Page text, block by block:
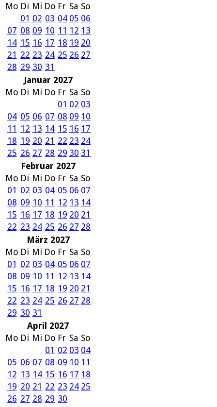
Mo Di Mi Do Fr Sa So
01 02 03 04 05 06
07 08 09 10 11 12 13
14 15 16 17 18 19 20
21 22 23 24 25 26 27
28 29 30 31
Januar 2027
Mo Di Mi Do Fr Sa So
01 02 03
04 05 06 07 08 09 10
11 12 13 14 15 16 17
18 19 20 21 22 23 24
25 26 27 28 29 30 31
Februar 2027
Mo Di Mi Do Fr Sa So
01 02 03 04 05 06 07
08 09 10 11 12 13 14
15 16 17 18 19 20 21
22 23 24 25 26 27 28
März 2027
Mo Di Mi Do Fr Sa So
01 02 03 04 05 06 07
08 09 10 11 12 13 14
15 16 17 18 19 20 21
22 23 24 25 26 27 28
29 30 31
April 2027
Mo Di Mi Do Fr Sa So
01 02 03 04
05 06 07 08 09 10 11
12 13 14 15 16 17 18
19 20 21 22 23 24 25
26 27 28 29 30